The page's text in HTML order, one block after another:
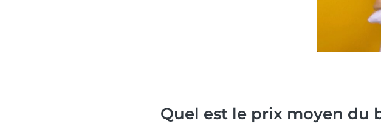
Quel est le prix moyen du